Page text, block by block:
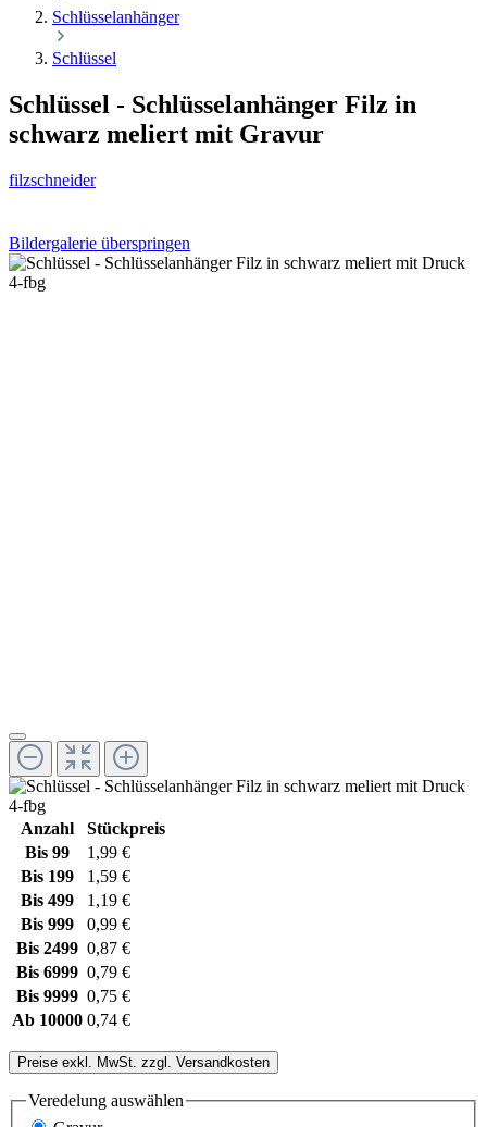
Schlüsselanhänger
Schlüssel
Schlüssel - Schlüsselanhänger Filz in
schwarz meliert mit Gravur
filzschneider
Bildergalerie überspringen
Anzahl
Stückpreis
Bis 99
1,99 €
Bis 199
1,59 €
Bis 499
1,19 €
Bis 999
0,99 €
Bis 2499 0,87 €
Bis 6999 0,79 €
Bis 9999 0,75 €
Ab 10000 0,74 €
Preise exkl. MwSt. zzgl. Versandkosten
Veredelung auswählen